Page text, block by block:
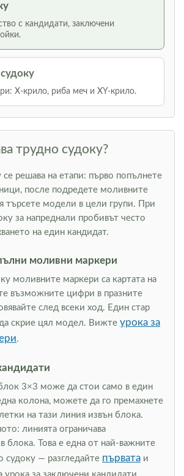
с кандидати, заключени
Х-крило, риба меч и XY-крило.
трудно судоку?
се решава на етапи: първо попълнете
после подредете моливните
търсете модели в цели групи. При
за напреднали пробивът често
на един кандидат.
моливни маркери
моливните маркери са картата на
възможните цифри в празните
след всеки ход. Един стар
скрие цял модел. Вижте урока за
.
3×3 може да стои само в един
колона, можете да го премахнете
на тази линия извън блока.
линията ограничава
блока. Това е една от най-важните
судоку — разгледайте първата и